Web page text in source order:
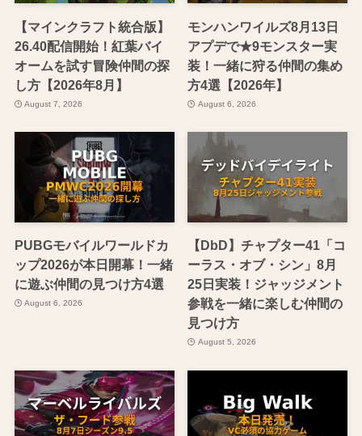
【マインクラフト統合版】
26.40配信開始！紅葉バイ
オームを試す冒険仲間の探
し方【2026年8月】
August 7, 2026
モンハンワイルズ8月13日
アプデで★9モンスター実
装！一緒に狩る仲間の集め
方4選【2026年】
August 6, 2026
PUBGモバイルワールドカ
ップ2026が本日開幕！一緒
に遊ぶ仲間の見つけ方4選
August 6, 2026
【DbD】チャプター41「コ
ーラス・オブ・シン」8月
25日実装！ジャッジメント
参戦を一緒に楽しむ仲間の
見つけ方
August 5, 2026